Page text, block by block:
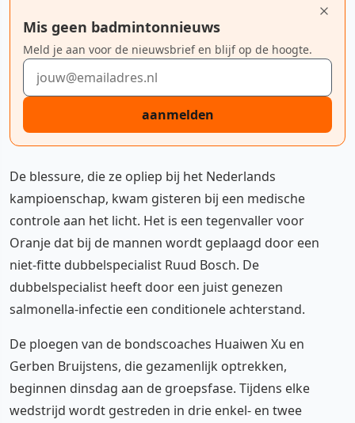
Mis geen badmintonnieuws
Meld je aan voor de nieuwsbrief en blijf op de hoogte.
E-mailadres
aanmelden
De blessure, die ze opliep bij het Nederlands
kampioenschap, kwam gisteren bij een medische
controle aan het licht. Het is een tegenvaller voor
Oranje dat bij de mannen wordt geplaagd door een
niet-fitte dubbelspecialist Ruud Bosch. De
dubbelspecialist heeft door een juist genezen
salmonella-infectie een conditionele achterstand.
De ploegen van de bondscoaches Huaiwen Xu en
Gerben Bruijstens, die gezamenlijk optrekken,
beginnen dinsdag aan de groepsfase. Tijdens elke
wedstrijd wordt gestreden in drie enkel- en twee